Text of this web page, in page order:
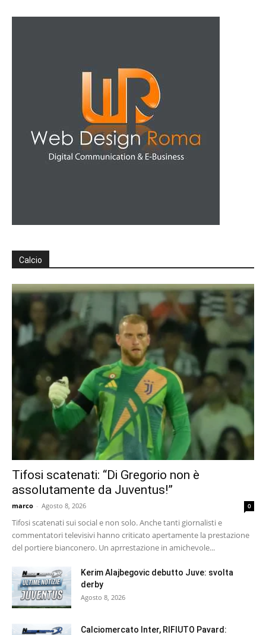
Calcio
Tifosi scatenati: “Di Gregorio non è
assolutamente da Juventus!”
marco - Agosto 8, 2026 0
Tifosi scatenati sui social e non solo. Anche tanti giornalisti e
commentatori televisivi hanno criticato apertamente la prestazione
del portiere bianconero. Un aprrestazione in amichevole...
Kerim Alajbegovic debutto Juve: svolta
derby
Agosto 8, 2026
Calciomercato Inter, RIFIUTO Pavard: